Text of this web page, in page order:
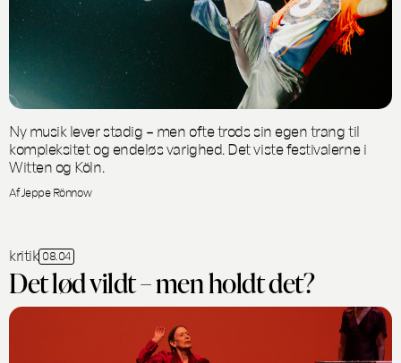
Ny musik lever stadig – men ofte trods sin egen trang til
kompleksitet og endeløs varighed. Det viste festivalerne i
Witten og Köln.
Af Jeppe Rönnow
kritik 08.04
Det lød vildt – men holdt det?